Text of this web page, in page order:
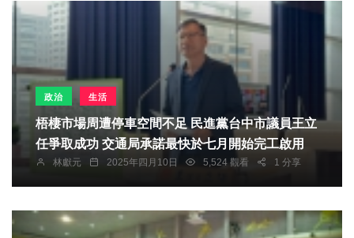
政治 生活
梧棲市場周遭停車空間不足 民進黨台中市議員王立
任爭取成功 交通局承諾最快於七月開始完工啟用
林獻元 2025年四月10日 5,524 觀看 1 分享